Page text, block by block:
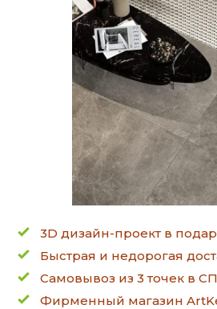
3D дизайн-проект в
Быстрая и недорогая
Самовывоз из 3 точек в
Фирменный магазин